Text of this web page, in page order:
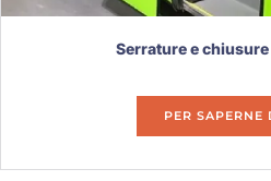
Serrature e
PER SAPERNE